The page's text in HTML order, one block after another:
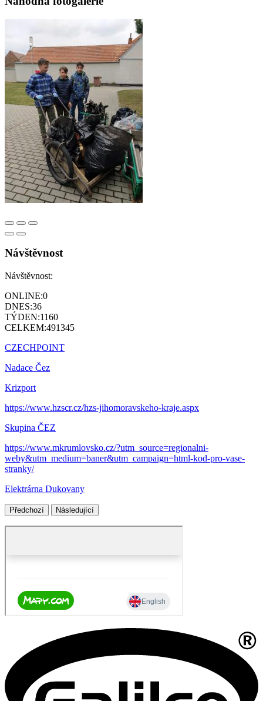
Návštěvnost
Návštěvnost:
ONLINE:0
DNES:36
TÝDEN:1160
CELKEM:491345
CZECHPOINT
Nadace Čez
Krizport
https://www.hzscr.cz/hzs-jihomoravskeho-kraje.aspx
Skupina ČEZ
https://www.mkrumlovsko.cz/?utm_source=regionalni-
weby&utm_medium=baner&utm_campaign=html-kod-pro-vase-
stranky/
Elektrárna Dukovany
Předchozí Následující